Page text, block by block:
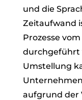
und die
Zeitaufwand
Prozesse
durchgeführt
Umstellung
aufgrund der